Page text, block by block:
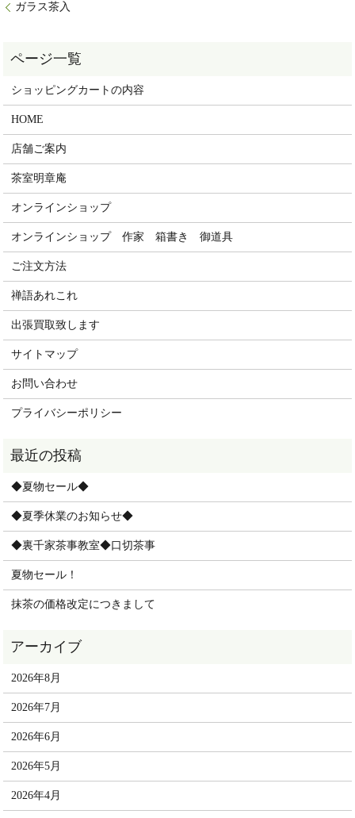
ガラス茶入
ショッピングカートの内容
HOME
店舗ご案内
茶室明章庵
オンラインショップ
オンラインショップ 作家 箱書き 御道具
ご注文方法
禅語あれこれ
出張買取致します
サイトマップ
お問い合わせ
プライバシーポリシー
◆夏物セール◆
◆夏季休業のお知らせ◆
◆裏千家茶事教室◆口切茶事
夏物セール！
抹茶の価格改定につきまして
2026年8月
2026年7月
2026年6月
2026年5月
2026年4月